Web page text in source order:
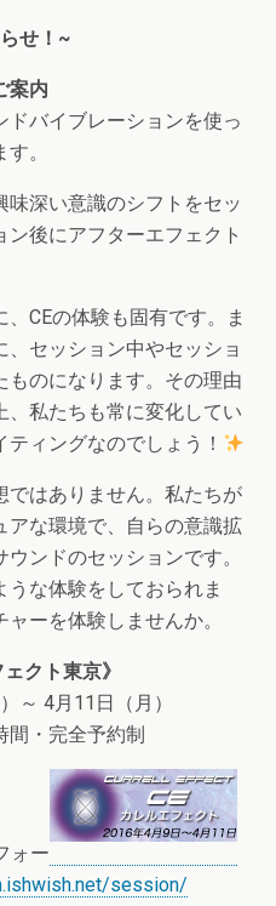
せ！~
案内
ドバイブレーションを使っ
。
深い意識のシフトをセッ
後にアフターエフェクト
CEの体験も固有です。ま
セッション中やセッショ
ものになります。その理由
、私たちも常に変化してい
ィングなのでしょう！
ではありません。私たちが
アな環境で、自らの意識拡
ンドのセッションです。
な体験をしておられま
ーを体験しませんか。
クト東京》
～ 4月11日（月）
間・完全予約制
ォー
session/